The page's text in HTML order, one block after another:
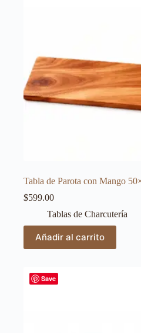
Tabla de Parota con Mango
$599.00
Tablas de Charcutería
Añadir al carrito
Save